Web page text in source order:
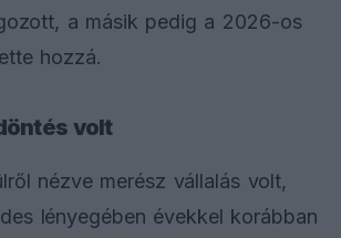
a másik pedig a 2026-os
hozzá.
volt
nézve merész vállalás volt,
lényegében évekkel korábban